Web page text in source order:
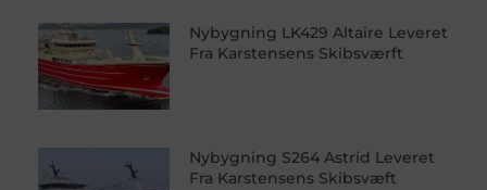
Nybygning LK429 Altaire Leveret
Fra Karstensens Skibsværft
Nybygning S264 Astrid Leveret
Fra Karstensens Skibsvæft